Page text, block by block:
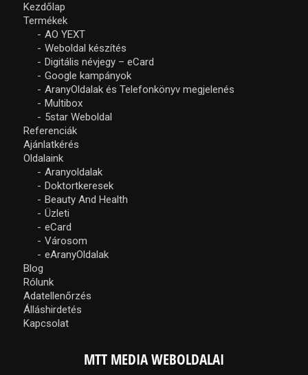
Kezdőlap
Termékek
AO YEXT
Weboldal készítés
Digitális névjegy – eCard
Google kampányok
AranyOldalak és Telefonkönyv megjelenés
Multibox
5star Weboldal
Referenciák
Ajánlatkérés
Oldalaink
Aranyoldalak
Doktortkeresek
Beauty And Health
Üzleti
eCard
Városom
eAranyOldalak
Blog
Rólunk
Adatellenőrzés
Álláshirdetés
Kapcsolat
MTT MEDIA WEBOLDALAI